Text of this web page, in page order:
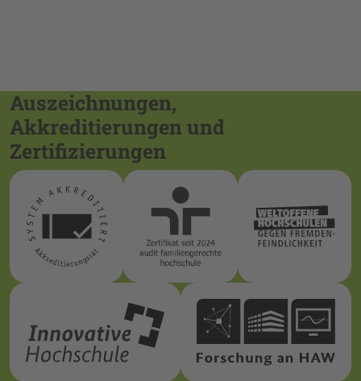
Auszeichnungen,
Akkreditierungen und
Zertifizierungen